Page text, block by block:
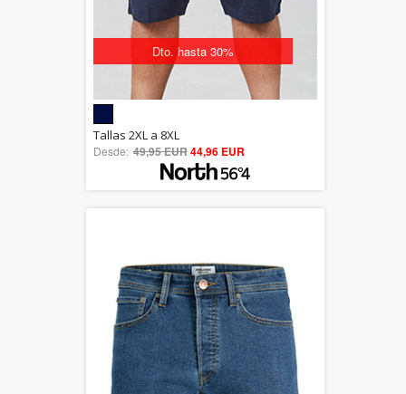
Dto. hasta 30%
5.00
out of 5
Tallas 2XL a 8XL
Desde: 49,95 EUR44,96 EUR